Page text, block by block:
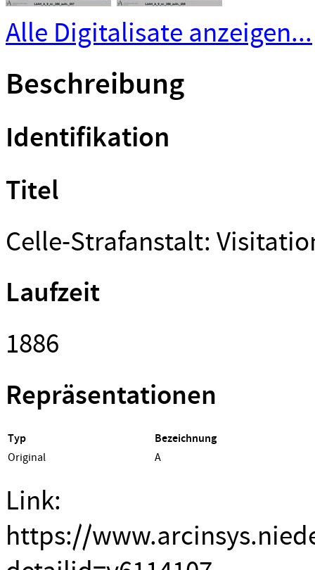
Alle Digitalisate anzeigen...
Beschreibung
Identifikation
Titel
Celle-Strafanstalt:
Laufzeit
1886
Repräsentationen
Typ Bezeichnung
Original A
Link:
https://